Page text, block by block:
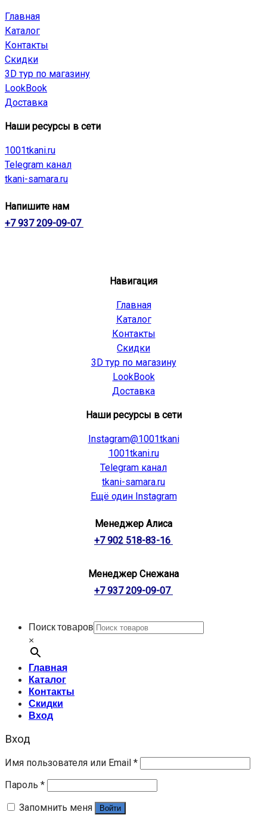
Главная
Каталог
Контакты
Скидки
3D тур по магазину
LookBook
Доставка
Наши ресурсы в сети
1001tkani.ru
Telegram канал
tkani-samara.ru
Напишите нам
+7 937 209-09-07
Навигация
Главная
Каталог
Контакты
Скидки
3D тур по магазину
LookBook
Доставка
Наши ресурсы в сети
Instagram@1001tkani
1001tkani.ru
Telegram канал
tkani-samara.ru
Ещё один Instagram
Менеджер Алиса
+7 902 518-83-16
Менеджер Снежана
+7 937 209-09-07
Поиск товаров
×
Главная
Каталог
Контакты
Скидки
Вход
Вход
Имя пользователя или Email *
Пароль *
Запомнить меня
Войти